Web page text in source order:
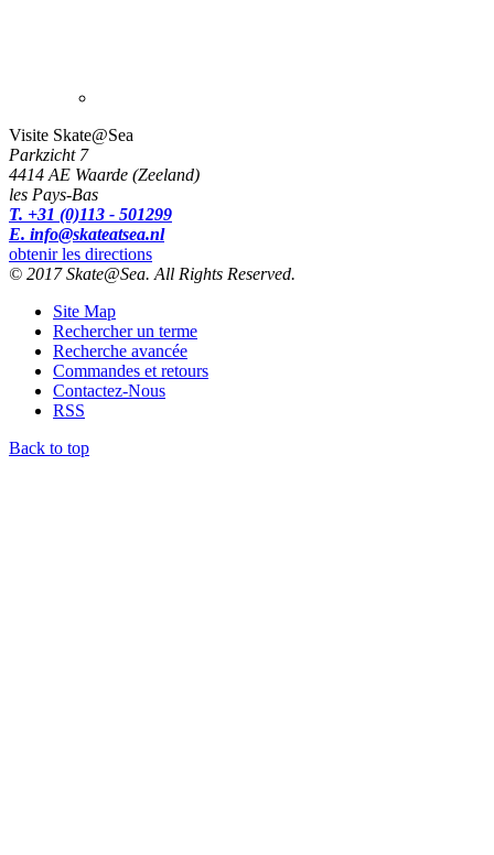
Visite Skate@Sea
Parkzicht 7
4414 AE Waarde (Zeeland)
les Pays-Bas
T. +31 (0)113 - 501299
E. info@skateatsea.nl
obtenir les directions
© 2017 Skate@Sea. All Rights Reserved.
Site Map
Rechercher un terme
Recherche avancée
Commandes et retours
Contactez-Nous
RSS
Back to top